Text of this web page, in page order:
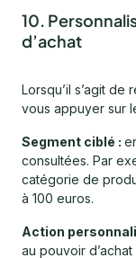
10.
d’achat
Lorsqu’il s’agit
vous appuyer sur
Segment ciblé :
consultées. Par
catégorie de
à 100 euros.
Action
au pouvoir